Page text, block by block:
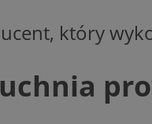
który
Nazwa